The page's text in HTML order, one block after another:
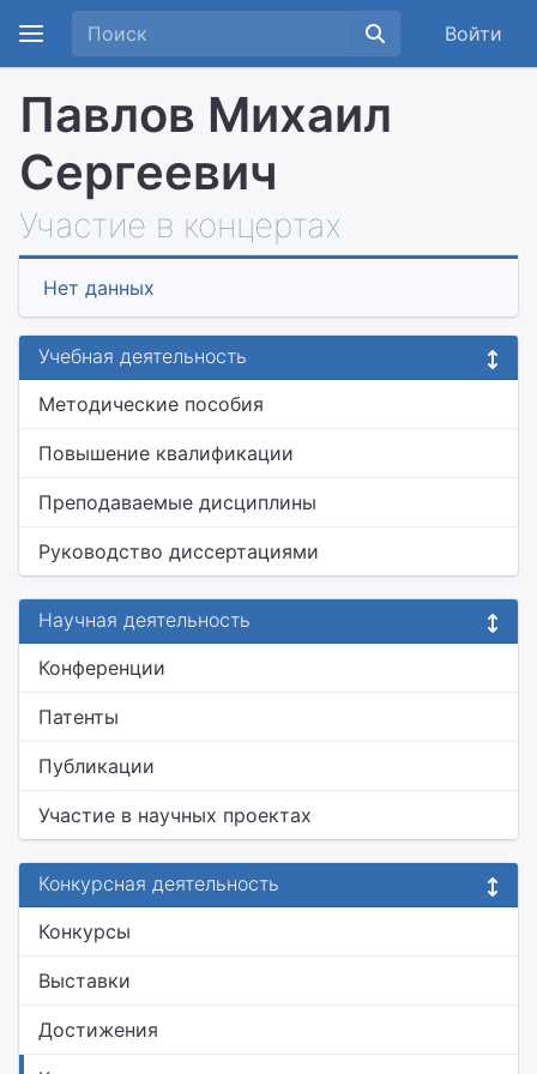
Войти
Павлов Михаил
Сергеевич
Участие в концертах
Нет данных
Учебная деятельность
Методические пособия
Повышение квалификации
Преподаваемые дисциплины
Руководство диссертациями
Научная деятельность
Конференции
Патенты
Публикации
Участие в научных проектах
Конкурсная деятельность
Конкурсы
Выставки
Достижения